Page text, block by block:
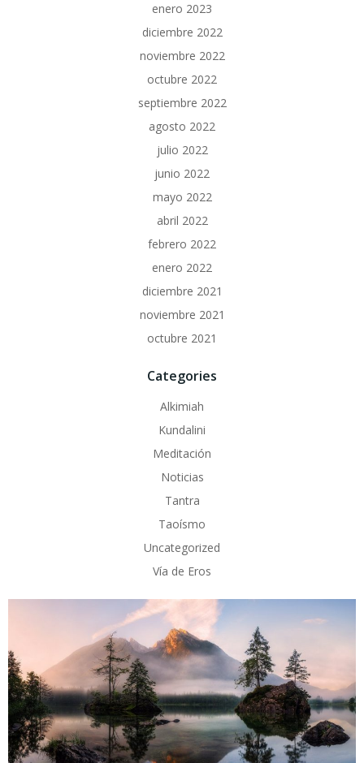
enero 2023
diciembre 2022
noviembre 2022
octubre 2022
septiembre 2022
agosto 2022
julio 2022
junio 2022
mayo 2022
abril 2022
febrero 2022
enero 2022
diciembre 2021
noviembre 2021
octubre 2021
Categories
Alkimiah
Kundalini
Meditación
Noticias
Tantra
Taoísmo
Uncategorized
Vía de Eros